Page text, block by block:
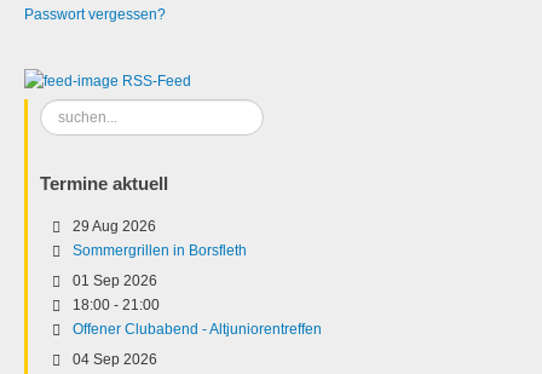
Passwort vergessen?
RSS-Feed
Suchen
...
Termine aktuell
29 Aug 2026
Sommergrillen in Borsfleth
01 Sep 2026
18:00 - 21:00
Offener Clubabend - Altjuniorentreffen
04 Sep 2026